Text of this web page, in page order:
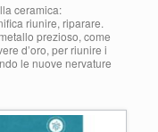
ceramica:
riunire, riparare.
prezioso, come
d’oro, per riunire i
le nuove nervature